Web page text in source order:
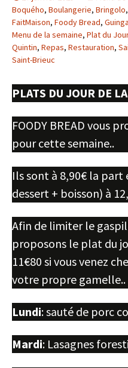
Boquého, Boulangerie, Bringolo,
FaitMaison, Foody Bread,
Menu de la semaine, Plat du Jour
Quintin, Repas, Restauration,
Saint-Brieuc
PLATS DU JOUR DE
FOODY BREAD vous
pour cette semaine..
Ils sont à 8,90€ la
dessert + boisson) à
Afin de limiter le
proposons le plat du
11€80 si vous venez
votre propre gamelle..
Lundi: sauté de porc
Mardi: Lasagnes